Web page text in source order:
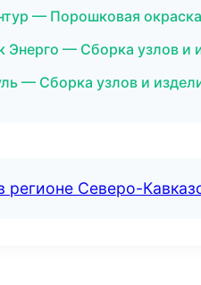
— Порошковая
Энерго — Сборка узлов и
— Сборка узлов и
регионе Северо-